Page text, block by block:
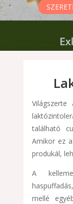
található
Amikor ez
produkál,
A
mellé